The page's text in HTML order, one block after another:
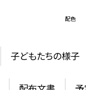
配色
子どもたちの様子